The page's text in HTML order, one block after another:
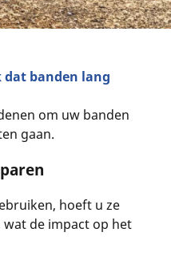
banden lang
om uw banden
gaan.
hoeft u ze
de impact op het